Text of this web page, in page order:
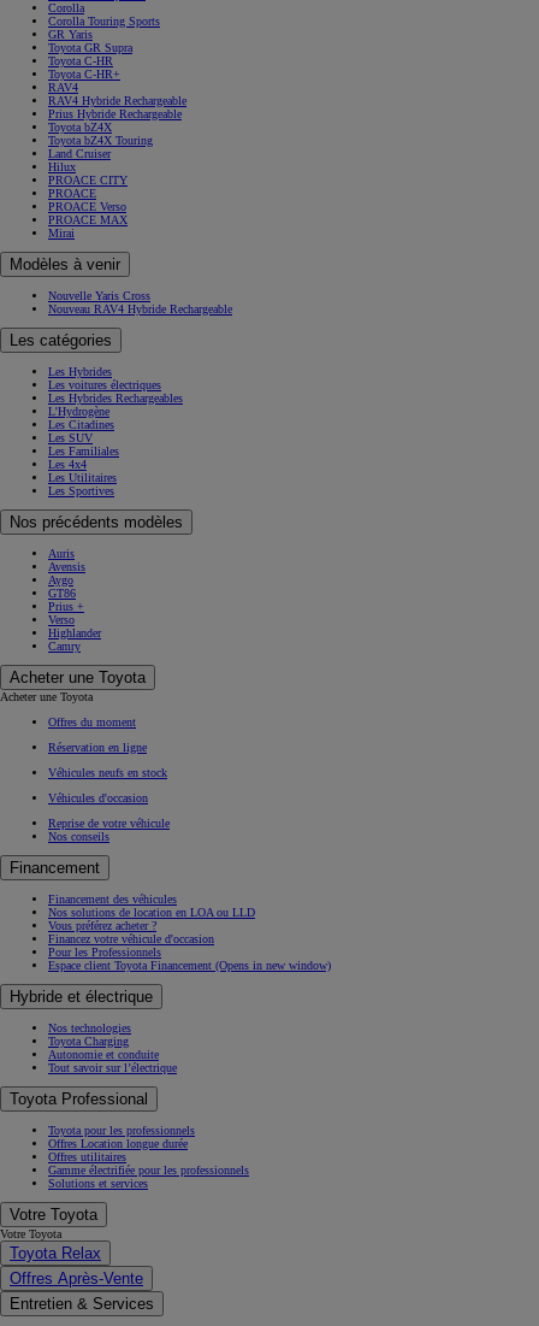
Corolla
Corolla Touring Sports
GR Yaris
Toyota GR Supra
Toyota C-HR
Toyota C-HR+
RAV4
RAV4 Hybride Rechargeable
Prius Hybride Rechargeable
Toyota bZ4X
Toyota bZ4X Touring
Land Cruiser
Hilux
PROACE CITY
PROACE
PROACE Verso
PROACE MAX
Mirai
Modèles à venir
Nouvelle Yaris Cross
Nouveau RAV4 Hybride Rechargeable
Les catégories
Les Hybrides
Les voitures électriques
Les Hybrides Rechargeables
L'Hydrogène
Les Citadines
Les SUV
Les Familiales
Les 4x4
Les Utilitaires
Les Sportives
Nos précédents modèles
Auris
Avensis
Aygo
GT86
Prius +
Verso
Highlander
Camry
Acheter une Toyota
Acheter une Toyota
Offres du moment
Réservation en ligne
Véhicules neufs en stock
Véhicules d'occasion
Reprise de votre véhicule
Nos conseils
Financement
Financement des véhicules
Nos solutions de location en LOA ou LLD
Vous préférez acheter ?
Financez votre véhicule d'occasion
Pour les Professionnels
Espace client Toyota Financement (Opens in new window)
Hybride et électrique
Nos technologies
Toyota Charging
Autonomie et conduite
Tout savoir sur l’électrique
Toyota Professional
Toyota pour les professionnels
Offres Location longue durée
Offres utilitaires
Gamme électrifiée pour les professionnels
Solutions et services
Votre Toyota
Votre Toyota
Toyota Relax
Offres Après-Vente
Entretien & Services